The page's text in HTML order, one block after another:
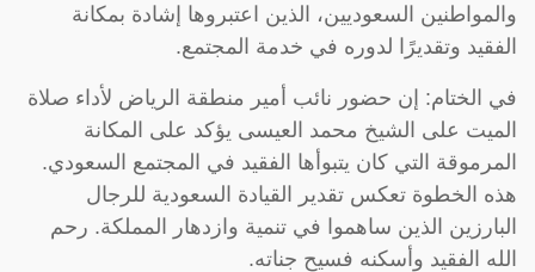
والمواطنين السعوديين، الذين اعتبروها إشادة بمكانة
الفقيد وتقديرًا لدوره في خدمة المجتمع.
في الختام: إن حضور نائب أمير منطقة الرياض لأداء صلاة
الميت على الشيخ محمد العيسى يؤكد على المكانة
المرموقة التي كان يتبوأها الفقيد في المجتمع السعودي.
هذه الخطوة تعكس تقدير القيادة السعودية للرجال
البارزين الذين ساهموا في تنمية وازدهار المملكة. رحم
الله الفقيد وأسكنه فسيح جناته.